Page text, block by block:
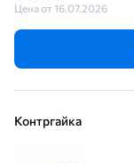
Цена от 16.07.2026
Контргайка